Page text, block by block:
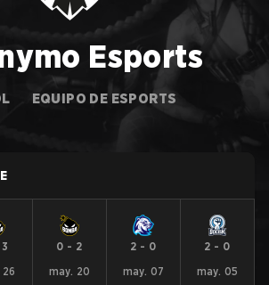
Esports
EQUIPO DE ESPORTS
3
0 - 2
may. 20
2 - 0
may. 07
2 - 0
may. 05